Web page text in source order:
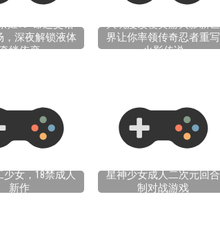
姬18+命运交错
，深夜解锁液体
绊依恋
大玩漫改梗黄游火影新世
界让你率领传奇忍者重写
火影传说
少女，18禁成人
新作
星神少女成人二次元回合
制对战游戏